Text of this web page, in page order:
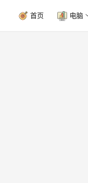
首页 电脑